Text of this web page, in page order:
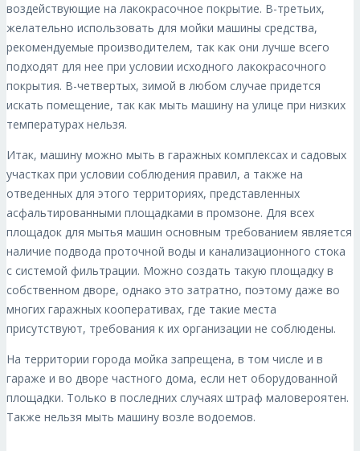
воздействующие на лакокрасочное покрытие. В-третьих,
желательно использовать для мойки машины средства,
рекомендуемые производителем, так как они лучше всего
подходят для нее при условии исходного лакокрасочного
покрытия. В-четвертых, зимой в любом случае придется
искать помещение, так как мыть машину на улице при низких
температурах нельзя.
Итак, машину можно мыть в гаражных комплексах и садовых
участках при условии соблюдения правил, а также на
отведенных для этого территориях, представленных
асфальтированными площадками в промзоне. Для всех
площадок для мытья машин основным требованием является
наличие подвода проточной воды и канализационного стока
с системой фильтрации. Можно создать такую площадку в
собственном дворе, однако это затратно, поэтому даже во
многих гаражных кооперативах, где такие места
присутствуют, требования к их организации не соблюдены.
На территории города мойка запрещена, в том числе и в
гараже и во дворе частного дома, если нет оборудованной
площадки. Только в последних случаях штраф маловероятен.
Также нельзя мыть машину возле водоемов.